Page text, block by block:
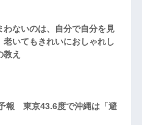
わないのは、自分で自分を見
老いてもきれいにおしゃれし
教え
報 東京43.6度で沖縄は「避